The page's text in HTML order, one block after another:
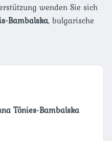
wenden Sie sich
Bambalska, bulgarische
Tönies-Bambalska